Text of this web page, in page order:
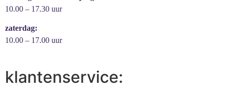
10.00 – 17.30 uur
zaterdag:
10.00 – 17.00 uur
klantenservice: